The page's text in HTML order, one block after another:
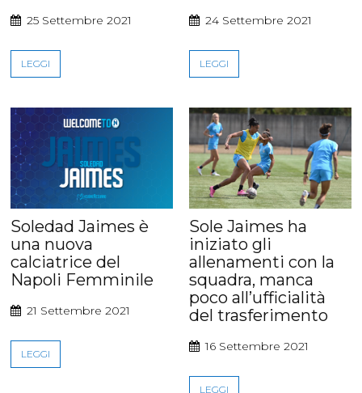
25 Settembre 2021
LEGGI
24 Settembre 2021
LEGGI
Soledad Jaimes è
una nuova
calciatrice del
Napoli Femminile
21 Settembre 2021
LEGGI
Sole Jaimes ha
iniziato gli
allenamenti con la
squadra, manca
poco all’ufficialità
del trasferimento
16 Settembre 2021
LEGGI